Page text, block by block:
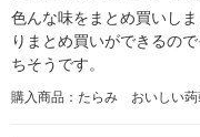
色んな味をまとめ買いし
りまとめ買いができるの
ちそうです。
購入商品：たらみ おいしい